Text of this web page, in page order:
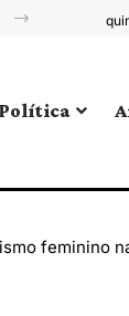
Política
novos caminhos